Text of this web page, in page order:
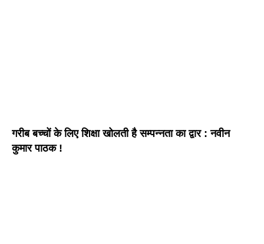
गरीब बच्चों के लिए शिक्षा खोलती है सम्पन्नता का द्वार : नवीन
कुमार पाठक !